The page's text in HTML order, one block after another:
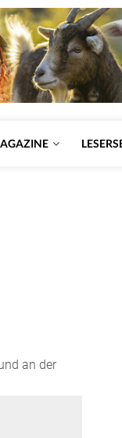
an der